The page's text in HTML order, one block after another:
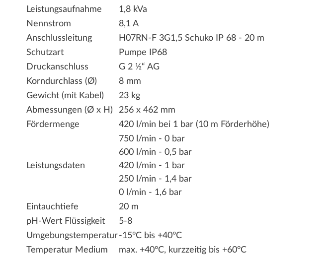
Leistungsaufnahme
1,8 kVa
Nennstrom
8,1 A
Anschlussleitung
H07RN-F 3G1,5 Schuko IP 68 - 20 m
Schutzart
Pumpe IP68
Druckanschluss
G 2 ½“ AG
Korndurchlass (Ø)
8 mm
Gewicht (mit Kabel)
23 kg
Abmessungen (Ø x H)
256 x 462 mm
Fördermenge
420 l/min bei 1 bar (10 m Förderhöhe)
Leistungsdaten
750 l/min - 0 bar
600 l/min - 0,5 bar
420 l/min - 1 bar
250 l/min - 1,4 bar
0 l/min - 1,6 bar
Eintauchtiefe
20 m
pH-Wert Flüssigkeit
5-8
Umgebungstemperatur-15°C bis +40°C
Temperatur Medium
max. +40°C, kurzzeitig bis +60°C